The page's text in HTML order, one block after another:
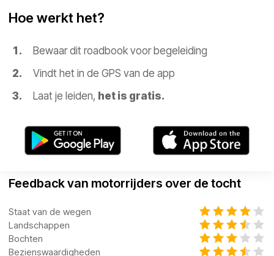
Hoe werkt het?
Bewaar dit roadbook voor begeleiding
Vindt het in de GPS van de app
Laat je leiden, het is gratis.
Feedback van motorrijders over de tocht
Staat van de wegen
Landschappen
Bochten
Bezienswaardigheden